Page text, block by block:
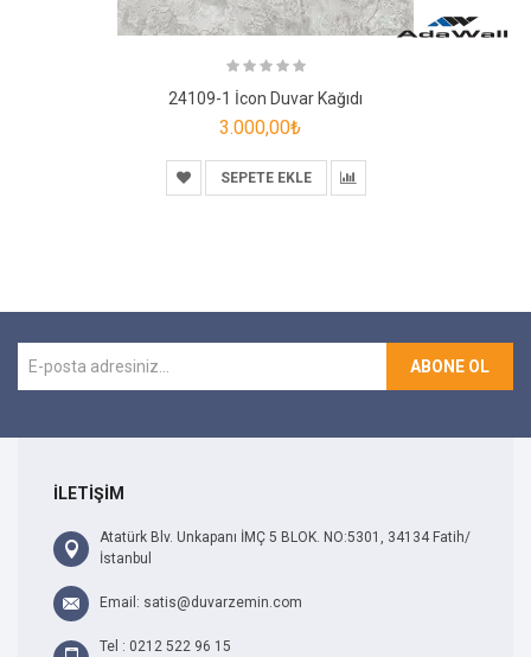
24109-1 İcon Duvar Kağıdı
3.000,00₺
SEPETE EKLE
ABONE OL
İLETİŞİM
Atatürk Blv. Unkapanı İMÇ 5 BLOK. NO:5301, 34134 Fatih/
İstanbul
Email: satis@duvarzemin.com
Tel : 0212 522 96 15